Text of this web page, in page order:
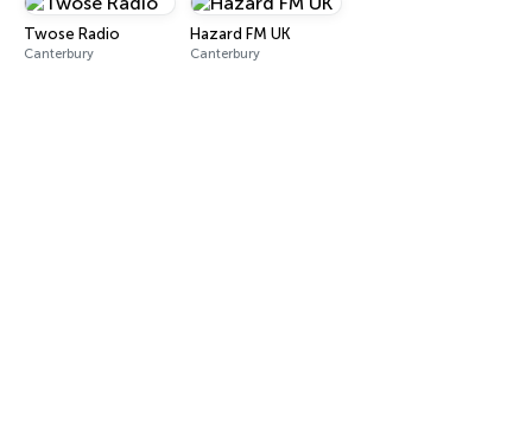
Twose Radio
Canterbury
Hazard FM UK
Canterbury